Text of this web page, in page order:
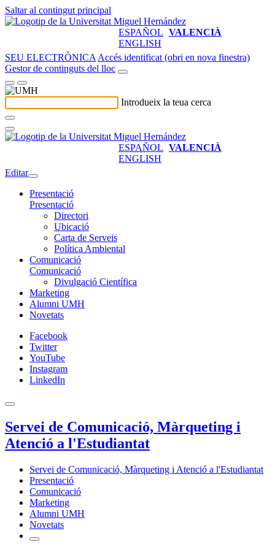
Saltar al contingut principal
ESPAÑOL VALENCIÀ
ENGLISH
SEU ELECTRÒNICA Accés identificat (obri en nova finestra)
Gestor de continguts del lloc
Introdueix la teua cerca
ESPAÑOL VALENCIÀ
ENGLISH
Editar
Presentació
Presentació
Directori
Ubicació
Carta de Serveis
Política Ambiental
Comunicació
Comunicació
Divulgació Científica
Marketing
Alumni UMH
Novetats
Facebook
Twitter
YouTube
Instagram
LinkedIn
Servei de Comunicació, Màrqueting i
Atenció a l'Estudiantat
Servei de Comunicació, Màrqueting i Atenció a l'Estudiantat
Presentació
Comunicació
Marketing
Alumni UMH
Novetats